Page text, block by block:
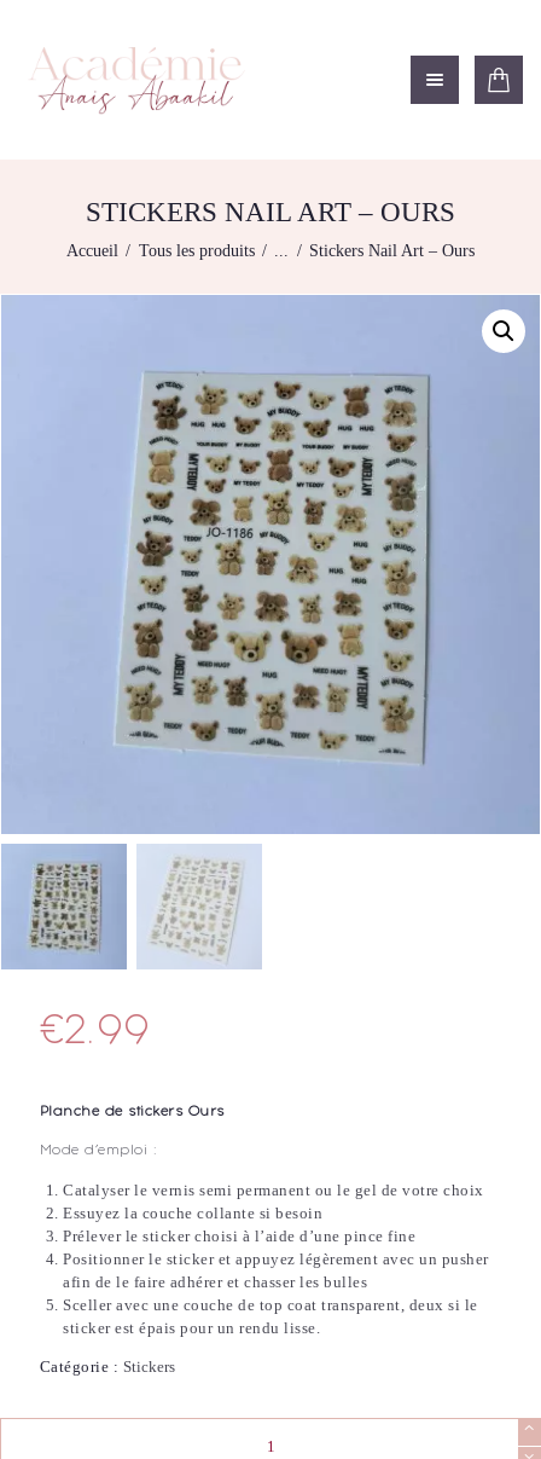
STICKERS NAIL ART – OURS
Accueil Tous les produits ... Stickers Nail Art – Ours
ACADÉMIE ANAÏS ABAAKIL
Formation et shop Indigo
NOS FORMATIONS
FORMATIONS
BOUTIQUE
RECHERCHE
MODÈLE
€2.99
Planche de stickers Ours
Mode d’emploi :
Catalyser le vernis semi permanent ou le gel de votre choix
Essuyez la couche collante si besoin
Prélever le sticker choisi à l’aide d’une pince fine
Positionner le sticker et appuyez légèrement avec un pusher
afin de le faire adhérer et chasser les bulles
Sceller avec une couche de top coat transparent, deux si le
sticker est épais pour un rendu lisse.
Catégorie : Stickers